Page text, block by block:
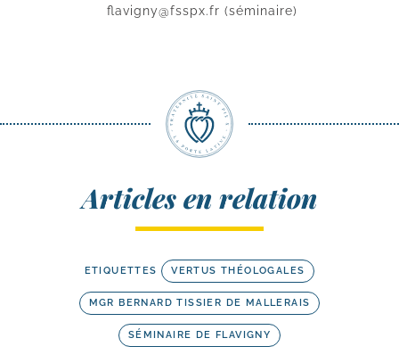
flavigny@fsspx.fr (séminaire)
Articles en relation
ETIQUETTES VERTUS THÉOLOGALES
MGR BERNARD TISSIER DE MALLERAIS
SÉMINAIRE DE FLAVIGNY